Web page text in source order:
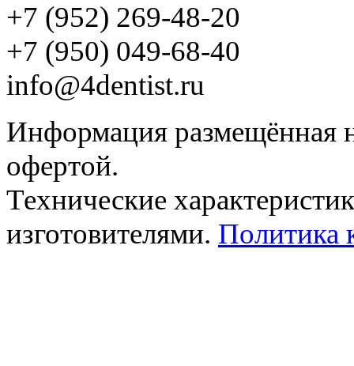
+7 (952) 269-48-20
‪+7 (950) 049-68-40
info@4dentist.ru
Информация размещённая
офертой.
Технические
изготовителями. Политика